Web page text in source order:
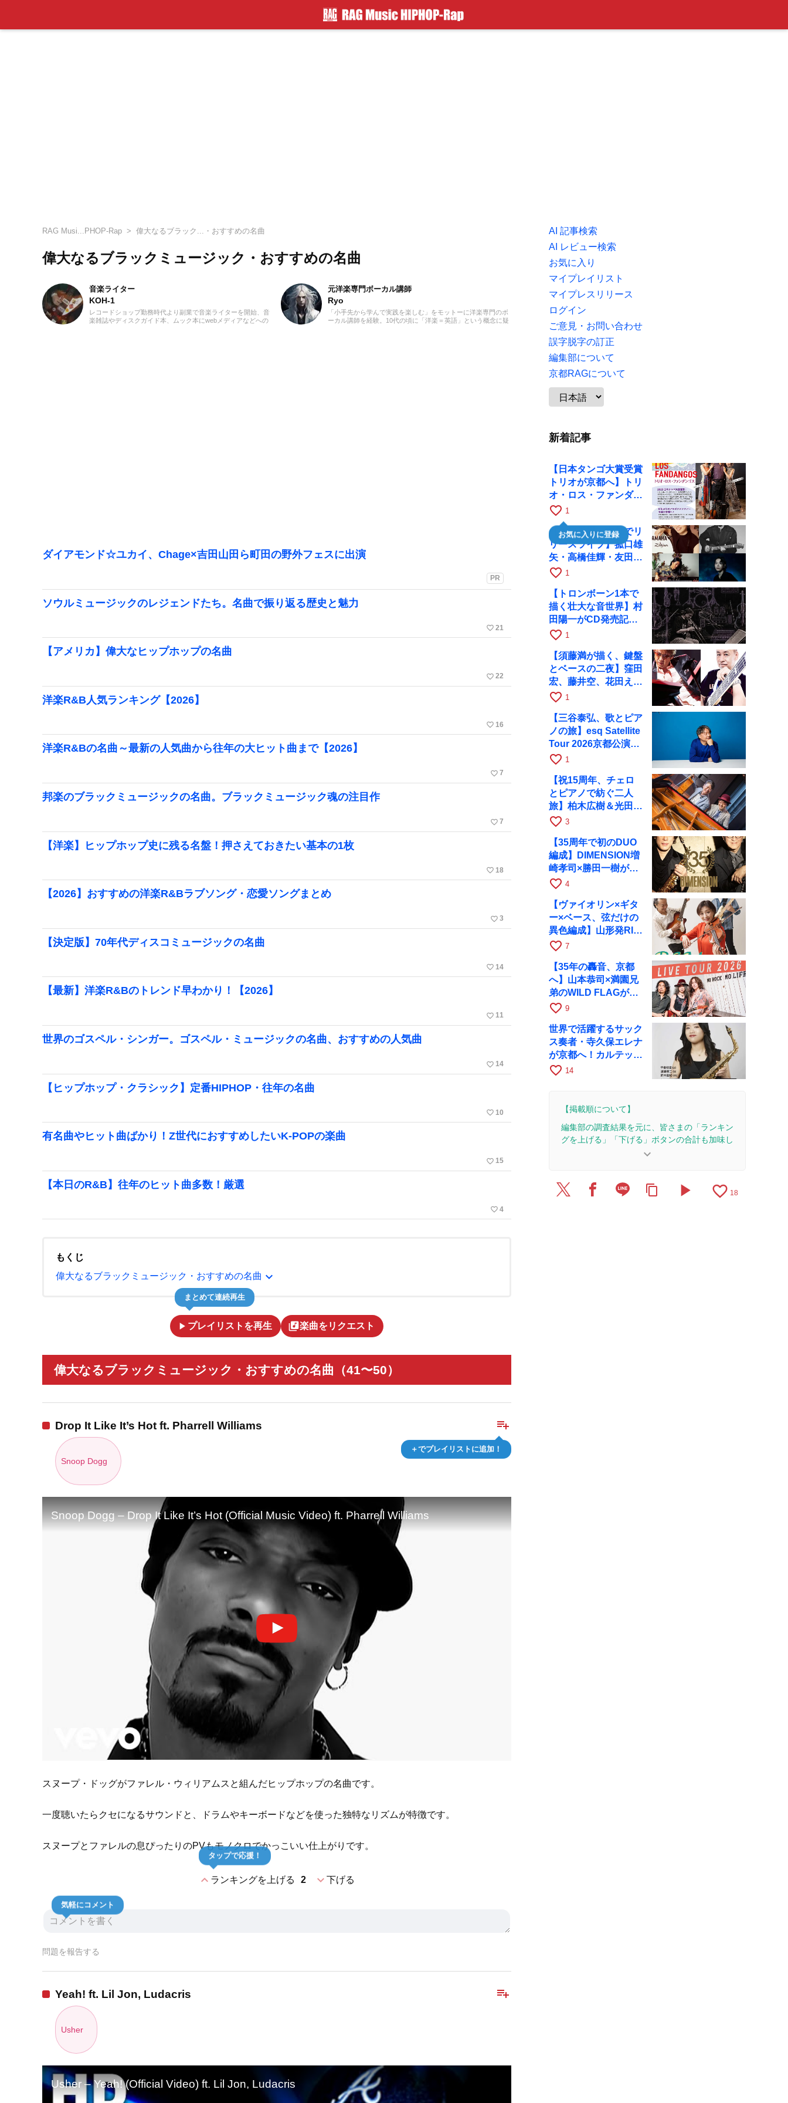
RAG Musi...PHOP-Rap 偉大なるブラック...・おすすめの名曲
偉大なるブラックミュージック・おすすめの名曲
音楽ライター
KOH-1
レコードショップ勤務時代より副業で音楽ライターを開始、音
楽雑誌やディスクガイド本、ムック本にwebメディアなどへの
元洋楽専門ボーカル講師
Ryo
「小手先から学んで実践を楽しむ」をモットーに洋楽専門のボ
ーカル講師を経験。10代の頃に「洋楽＝英語」という概念に疑
ダイアモンド☆ユカイ、Chage×吉田山田ら町田の野外フェスに出演
PR
ソウルミュージックのレジェンドたち。名曲で振り返る歴史と魅力
favorite_border 21
【アメリカ】偉大なヒップホップの名曲
favorite_border 22
洋楽R&B人気ランキング【2026】
favorite_border 16
洋楽R&Bの名曲～最新の人気曲から往年の大ヒット曲まで【2026】
favorite_border 7
邦楽のブラックミュージックの名曲。ブラックミュージック魂の注目作
favorite_border 7
【洋楽】ヒップホップ史に残る名盤！押さえておきたい基本の1枚
favorite_border 18
【2026】おすすめの洋楽R&Bラブソング・恋愛ソングまとめ
favorite_border 3
【決定版】70年代ディスコミュージックの名曲
favorite_border 14
【最新】洋楽R&Bのトレンド早わかり！【2026】
favorite_border 11
世界のゴスペル・シンガー。ゴスペル・ミュージックの名曲、おすすめの人気曲
favorite_border 14
【ヒップホップ・クラシック】定番HIPHOP・往年の名曲
favorite_border 10
有名曲やヒット曲ばかり！Z世代におすすめしたいK-POPの楽曲
favorite_border 15
【本日のR&B】往年のヒット曲多数！厳選
favorite_border 4
もくじ
偉大なるブラックミュージック・おすすめの名曲 expand_more
play_arrow プレイリストを再生
まとめて連続再生
library_music楽曲をリクエスト
偉大なるブラックミュージック・おすすめの名曲（41〜50）
playlist_add
＋でプレイリストに追加！
Drop It Like It’s Hot ft. Pharrell Williams
Snoop Dogg
Snoop Dogg – Drop It Like It’s Hot (Official Music Video) ft. Pharrell Williams
スヌープ・ドッグがファレル・ウィリアムスと組んだヒップホップの名曲です。
一度聴いたらクセになるサウンドと、ドラムやキーボードなどを使った独特なリズムが特徴です。
スヌープとファレルの息ぴったりのPVもモノクロでかっこいい仕上がりです。
expand_lessランキングを上げる 2
タップで応援！
expand_more下げる
気軽にコメント
問題を報告する
playlist_add
Yeah! ft. Lil Jon, Ludacris
Usher
Usher – Yeah! (Official Video) ft. Lil Jon, Ludacris
AI 記事検索
AI レビュー検索
お気に入り
マイプレイリスト
マイプレスリリース
ログイン
ご意見・お問い合わせ
誤字脱字の訂正
編集部について
京都RAGについて
新着記事
【日本タンゴ大賞受賞
トリオが京都へ】トリ
オ・ロス・ファンダン
ゴスが10月9日にRAG
で公演
favorite_border 1
お気に入りに登録
【川口千里、京都でリ
リースライブ】菰口雄
矢・高橋佳輝・友田ジ
ュンと9月28日にRAG
favorite_border 1
【トロンボーン1本で
描く壮大な音世界】村
田陽一がCD発売記念
ツアーで9月4日に京
favorite_border 1
【須藤満が描く、鍵盤
とベースの二夜】窪田
宏、藤井空、花田えみ
と京都RAGで共演
favorite_border 1
【三谷泰弘、歌とピア
ノの旅】esq Satellite
Tour 2026京都公演を
10月に開催
favorite_border 1
【祝15周年、チェロ
とピアノで紡ぐ二人
旅】柏木広樹＆光田健
一が11月12日に京都
favorite_border 3
【35周年で初のDUO
編成】DIMENSION増
崎孝司×勝田一樹が10
月11日に京都RAGへ
favorite_border 4
【ヴァイオリン×ギタ
ー×ベース、弦だけの
異色編成】山形発RIM
が初全国ツアーで8月
favorite_border 7
【35年の轟音、京都
へ】山本恭司×満園兄
弟のWILD FLAGが8
月6日にRAGでライブ
favorite_border 9
世界で活躍するサック
ス奏者・寺久保エレナ
が京都へ！カルテッ
ト・ツアー京都公演を
favorite_border 14
【掲載順について】
編集部の調査結果を元に、皆さまの「ランキン
グを上げる」「下げる」ボタンの合計も加味し
2025/9/6：1本のレビューを追加・更新。
keyboard_arrow_down
content_copy play_arrow favorite_border 18